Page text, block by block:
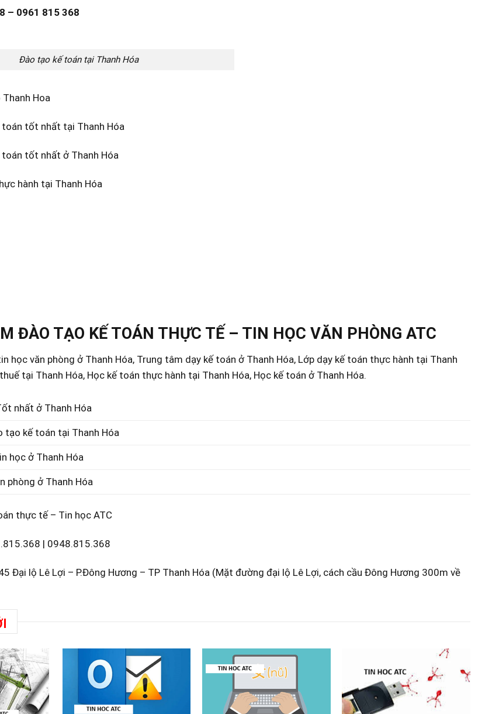
– 0961 815 368
Đào tạo kế toán tại Thanh Hóa
Hoa
tốt nhất tại Thanh Hóa
tốt nhất ở Thanh Hóa
hành tại Thanh Hóa
ĐÀO TẠO KẾ TOÁN THỰC TẾ – TIN HỌC VĂN PHÒNG ATC
học văn phòng ở Thanh Hóa, Trung tâm dạy kế toán ở Thanh Hóa, Lớp dạy kế toán thực hành tại Thanh
tại Thanh Hóa, Học kế toán thực hành tại Thanh Hóa, Học kế toán ở Thanh Hóa.
nhất ở Thanh Hóa
tạo kế toán tại Thanh Hóa
học ở Thanh Hóa
phòng ở Thanh Hóa
thực tế – Tin học ATC
| 0948.815.368
Đại lộ Lê Lợi – P.Đông Hương – TP Thanh Hóa (Mặt đường đại lộ Lê Lợi, cách cầu Đông Hương 300m về